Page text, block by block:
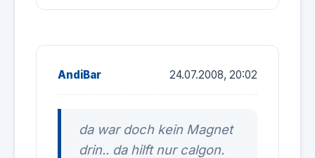
AndiBar 24.07.2008, 20:02
da war doch kein Magnet
drin.. da hilft nur calgon.